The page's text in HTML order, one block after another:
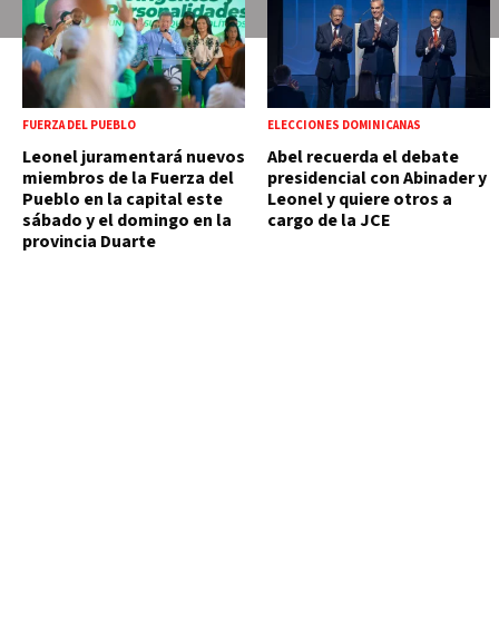
FUERZA DEL PUEBLO
Leonel juramentará nuevos
miembros de la Fuerza del
Pueblo en la capital este
sábado y el domingo en la
provincia Duarte
ELECCIONES DOMINICANAS
Abel recuerda el debate
presidencial con Abinader y
Leonel y quiere otros a
cargo de la JCE